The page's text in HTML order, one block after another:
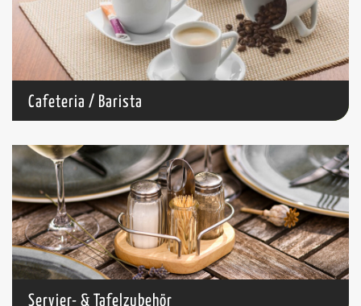
Cafeteria / Barista
Servier- & Tafelzubehör